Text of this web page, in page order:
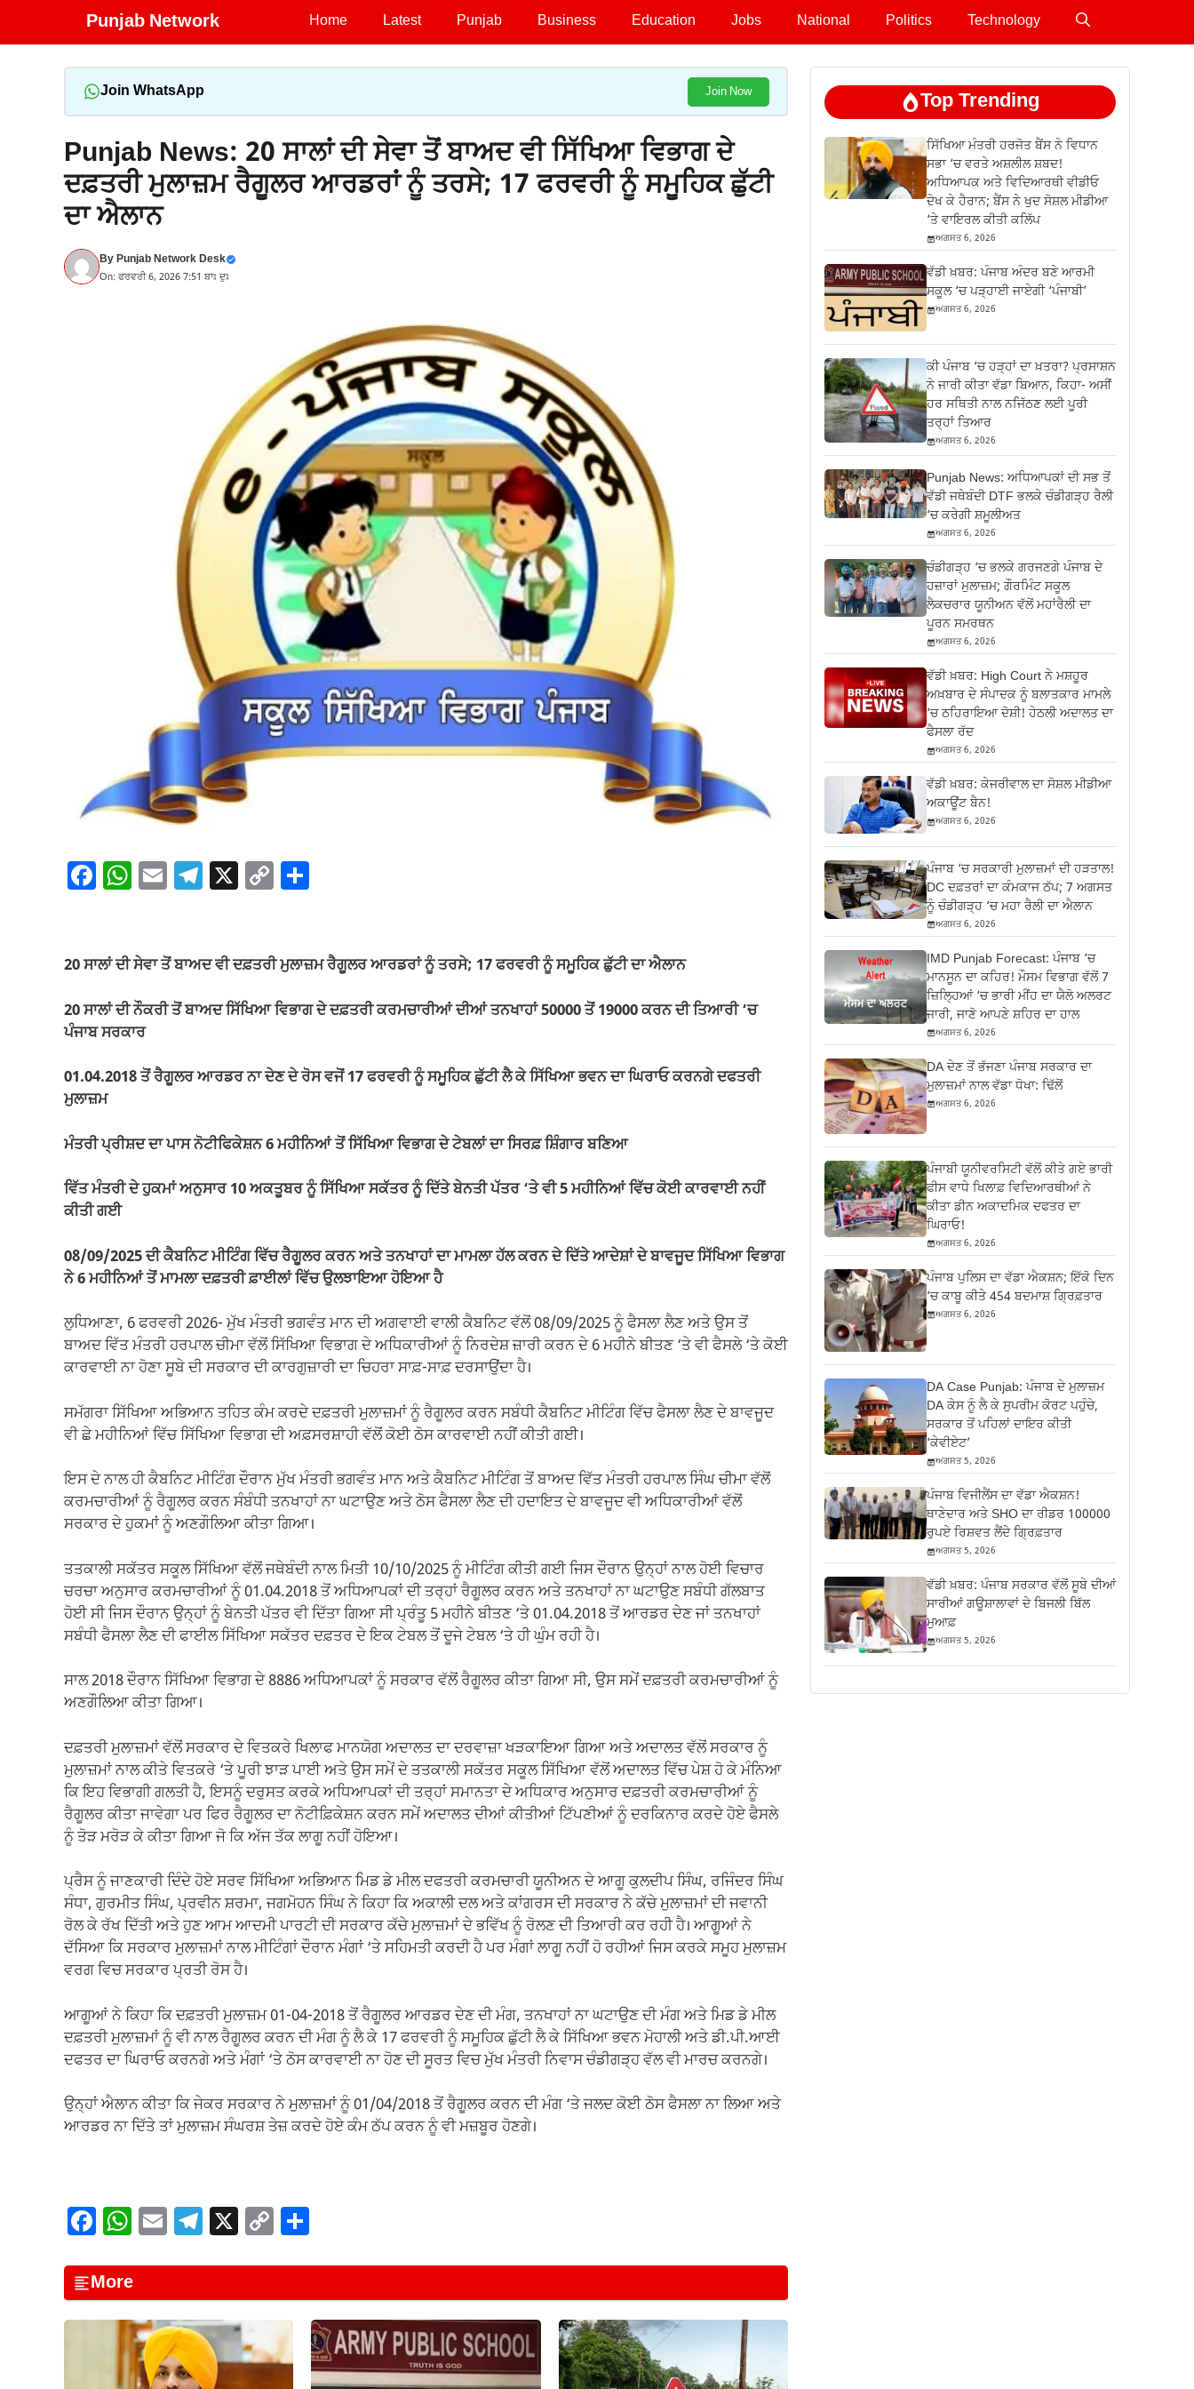
Punjab Network Home Latest Punjab Business Education Jobs National Politics Technology
Join WhatsApp Join Now
Punjab News: 20 ਸਾਲਾਂ ਦੀ ਸੇਵਾ ਤੋਂ ਬਾਅਦ ਵੀ ਸਿੱਖਿਆ ਵਿਭਾਗ ਦੇ
ਦਫ਼ਤਰੀ ਮੁਲਾਜ਼ਮ ਰੈਗੂਲਰ ਆਰਡਰਾਂ ਨੂੰ ਤਰਸੇ; 17 ਫਰਵਰੀ ਨੂੰ ਸਮੂਹਿਕ ਛੁੱਟੀ
ਦਾ ਐਲਾਨ
ByPunjab Network Desk
On: ਫਰਵਰੀ 6, 2026 7:51 ਬਾਃ ਦੁਃ
F
e
o
o
k
W
s
p
p
E T
gr
m
X C
y
n
e
20 ਸਾਲਾਂ ਦੀ ਸੇਵਾ ਤੋਂ ਬਾਅਦ ਵੀ ਦਫ਼ਤਰੀ ਮੁਲਾਜ਼ਮ ਰੈਗੂਲਰ ਆਰਡਰਾਂ ਨੂੰ ਤਰਸੇ; 17 ਫਰਵਰੀ ਨੂੰ ਸਮੂਹਿਕ ਛੁੱਟੀ ਦਾ ਐਲਾਨ
20 ਸਾਲਾਂ ਦੀ ਨੌਕਰੀ ਤੋਂ ਬਾਅਦ ਸਿੱਖਿਆ ਵਿਭਾਗ ਦੇ ਦਫ਼ਤਰੀ ਕਰਮਚਾਰੀਆਂ ਦੀਆਂ ਤਨਖਾਹਾਂ 50000 ਤੋਂ 19000 ਕਰਨ ਦੀ ਤਿਆਰੀ ‘ਚ
ਪੰਜਾਬ ਸਰਕਾਰ
01.04.2018 ਤੋਂ ਰੈਗੂਲਰ ਆਰਡਰ ਨਾ ਦੇਣ ਦੇ ਰੋਸ ਵਜੋਂ 17 ਫਰਵਰੀ ਨੂੰ ਸਮੂਹਿਕ ਛੁੱਟੀ ਲੈ ਕੇ ਸਿੱਖਿਆ ਭਵਨ ਦਾ ਘਿਰਾਓ ਕਰਨਗੇ ਦਫਤਰੀ
ਮੁਲਾਜ਼ਮ
ਮੰਤਰੀ ਪ੍ਰੀਸ਼ਦ ਦਾ ਪਾਸ ਨੋਟੀਫਿਕੇਸ਼ਨ 6 ਮਹੀਨਿਆਂ ਤੋਂ ਸਿੱਖਿਆ ਵਿਭਾਗ ਦੇ ਟੇਬਲਾਂ ਦਾ ਸਿਰਫ਼ ਸ਼ਿੰਗਾਰ ਬਣਿਆ
ਵਿੱਤ ਮੰਤਰੀ ਦੇ ਹੁਕਮਾਂ ਅਨੁਸਾਰ 10 ਅਕਤੂਬਰ ਨੂੰ ਸਿੱਖਿਆ ਸਕੱਤਰ ਨੂੰ ਦਿੱਤੇ ਬੇਨਤੀ ਪੱਤਰ ‘ਤੇ ਵੀ 5 ਮਹੀਨਿਆਂ ਵਿੱਚ ਕੋਈ ਕਾਰਵਾਈ ਨਹੀਂ
ਕੀਤੀ ਗਈ
08/09/2025 ਦੀ ਕੈਬਨਿਟ ਮੀਟਿੰਗ ਵਿੱਚ ਰੈਗੂਲਰ ਕਰਨ ਅਤੇ ਤਨਖਾਹਾਂ ਦਾ ਮਾਮਲਾ ਹੱਲ ਕਰਨ ਦੇ ਦਿੱਤੇ ਆਦੇਸ਼ਾਂ ਦੇ ਬਾਵਜੂਦ ਸਿੱਖਿਆ ਵਿਭਾਗ
ਨੇ 6 ਮਹੀਨਿਆਂ ਤੋਂ ਮਾਮਲਾ ਦਫ਼ਤਰੀ ਫ਼ਾਈਲਾਂ ਵਿੱਚ ਉਲਝਾਇਆ ਹੋਇਆ ਹੈ
ਲੁਧਿਆਣਾ, 6 ਫਰਵਰੀ 2026- ਮੁੱਖ ਮੰਤਰੀ ਭਗਵੰਤ ਮਾਨ ਦੀ ਅਗਵਾਈ ਵਾਲੀ ਕੈਬਨਿਟ ਵੱਲੋਂ 08/09/2025 ਨੂੰ ਫੈਸਲਾ ਲੈਣ ਅਤੇ ਉਸ ਤੋਂ
ਬਾਅਦ ਵਿੱਤ ਮੰਤਰੀ ਹਰਪਾਲ ਚੀਮਾ ਵੱਲੋਂ ਸਿੱਖਿਆ ਵਿਭਾਗ ਦੇ ਅਧਿਕਾਰੀਆਂ ਨੂੰ ਨਿਰਦੇਸ਼ ਜ਼ਾਰੀ ਕਰਨ ਦੇ 6 ਮਹੀਨੇ ਬੀਤਣ ‘ਤੇ ਵੀ ਫੈਸਲੇ ‘ਤੇ ਕੋਈ
ਕਾਰਵਾਈ ਨਾ ਹੋਣਾ ਸੂਬੇ ਦੀ ਸਰਕਾਰ ਦੀ ਕਾਰਗੁਜ਼ਾਰੀ ਦਾ ਚਿਹਰਾ ਸਾਫ਼-ਸਾਫ਼ ਦਰਸਾਉਂਦਾ ਹੈ।
ਸਮੱਗਰਾ ਸਿੱਖਿਆ ਅਭਿਆਨ ਤਹਿਤ ਕੰਮ ਕਰਦੇ ਦਫ਼ਤਰੀ ਮੁਲਾਜ਼ਮਾਂ ਨੂੰ ਰੈਗੂਲਰ ਕਰਨ ਸਬੰਧੀ ਕੈਬਨਿਟ ਮੀਟਿੰਗ ਵਿੱਚ ਫੈਸਲਾ ਲੈਣ ਦੇ ਬਾਵਜੂਦ
ਵੀ ਛੇ ਮਹੀਨਿਆਂ ਵਿੱਚ ਸਿੱਖਿਆ ਵਿਭਾਗ ਦੀ ਅਫ਼ਸਰਸ਼ਾਹੀ ਵੱਲੋਂ ਕੋਈ ਠੋਸ ਕਾਰਵਾਈ ਨਹੀਂ ਕੀਤੀ ਗਈ।
ਇਸ ਦੇ ਨਾਲ ਹੀ ਕੈਬਨਿਟ ਮੀਟਿੰਗ ਦੌਰਾਨ ਮੁੱਖ ਮੰਤਰੀ ਭਗਵੰਤ ਮਾਨ ਅਤੇ ਕੈਬਨਿਟ ਮੀਟਿੰਗ ਤੋਂ ਬਾਅਦ ਵਿੱਤ ਮੰਤਰੀ ਹਰਪਾਲ ਸਿੰਘ ਚੀਮਾ ਵੱਲੋਂ
ਕਰਮਚਾਰੀਆਂ ਨੂੰ ਰੈਗੂਲਰ ਕਰਨ ਸੰਬੰਧੀ ਤਨਖਾਹਾਂ ਨਾ ਘਟਾਉਣ ਅਤੇ ਠੋਸ ਫੈਸਲਾ ਲੈਣ ਦੀ ਹਦਾਇਤ ਦੇ ਬਾਵਜੂਦ ਵੀ ਅਧਿਕਾਰੀਆਂ ਵੱਲੋਂ
ਸਰਕਾਰ ਦੇ ਹੁਕਮਾਂ ਨੂੰ ਅਣਗੌਲਿਆ ਕੀਤਾ ਗਿਆ।
ਤਤਕਾਲੀ ਸਕੱਤਰ ਸਕੂਲ ਸਿੱਖਿਆ ਵੱਲੋਂ ਜਥੇਬੰਦੀ ਨਾਲ ਮਿਤੀ 10/10/2025 ਨੂੰ ਮੀਟਿੰਗ ਕੀਤੀ ਗਈ ਜਿਸ ਦੌਰਾਨ ਉਨ੍ਹਾਂ ਨਾਲ ਹੋਈ ਵਿਚਾਰ
ਚਰਚਾ ਅਨੁਸਾਰ ਕਰਮਚਾਰੀਆਂ ਨੂੰ 01.04.2018 ਤੋਂ ਅਧਿਆਪਕਾਂ ਦੀ ਤਰ੍ਹਾਂ ਰੈਗੂਲਰ ਕਰਨ ਅਤੇ ਤਨਖਾਹਾਂ ਨਾ ਘਟਾਉਣ ਸਬੰਧੀ ਗੱਲਬਾਤ
ਹੋਈ ਸੀ ਜਿਸ ਦੌਰਾਨ ਉਨ੍ਹਾਂ ਨੂੰ ਬੇਨਤੀ ਪੱਤਰ ਵੀ ਦਿੱਤਾ ਗਿਆ ਸੀ ਪ੍ਰੰਤੂ 5 ਮਹੀਨੇ ਬੀਤਣ ‘ਤੇ 01.04.2018 ਤੋਂ ਆਰਡਰ ਦੇਣ ਜਾਂ ਤਨਖਾਹਾਂ
ਸਬੰਧੀ ਫੈਸਲਾ ਲੈਣ ਦੀ ਫਾਈਲ ਸਿੱਖਿਆ ਸਕੱਤਰ ਦਫ਼ਤਰ ਦੇ ਇਕ ਟੇਬਲ ਤੋਂ ਦੂਜੇ ਟੇਬਲ ‘ਤੇ ਹੀ ਘੁੰਮ ਰਹੀ ਹੈ।
ਸਾਲ 2018 ਦੌਰਾਨ ਸਿੱਖਿਆ ਵਿਭਾਗ ਦੇ 8886 ਅਧਿਆਪਕਾਂ ਨੂੰ ਸਰਕਾਰ ਵੱਲੋਂ ਰੈਗੂਲਰ ਕੀਤਾ ਗਿਆ ਸੀ, ਉਸ ਸਮੇਂ ਦਫ਼ਤਰੀ ਕਰਮਚਾਰੀਆਂ ਨੂੰ
ਅਣਗੌਲਿਆ ਕੀਤਾ ਗਿਆ।
ਦਫ਼ਤਰੀ ਮੁਲਾਜ਼ਮਾਂ ਵੱਲੋਂ ਸਰਕਾਰ ਦੇ ਵਿਤਕਰੇ ਖਿਲਾਫ ਮਾਨਯੋਗ ਅਦਾਲਤ ਦਾ ਦਰਵਾਜ਼ਾ ਖੜਕਾਇਆ ਗਿਆ ਅਤੇ ਅਦਾਲਤ ਵੱਲੋਂ ਸਰਕਾਰ ਨੂੰ
ਮੁਲਾਜ਼ਮਾਂ ਨਾਲ ਕੀਤੇ ਵਿਤਕਰੇ ‘ਤੇ ਪੂਰੀ ਝਾੜ ਪਾਈ ਅਤੇ ਉਸ ਸਮੇਂ ਦੇ ਤਤਕਾਲੀ ਸਕੱਤਰ ਸਕੂਲ ਸਿੱਖਿਆ ਵੱਲੋਂ ਅਦਾਲਤ ਵਿੱਚ ਪੇਸ਼ ਹੋ ਕੇ ਮੰਨਿਆ
ਕਿ ਇਹ ਵਿਭਾਗੀ ਗਲਤੀ ਹੈ, ਇਸਨੂੰ ਦਰੁਸਤ ਕਰਕੇ ਅਧਿਆਪਕਾਂ ਦੀ ਤਰ੍ਹਾਂ ਸਮਾਨਤਾ ਦੇ ਅਧਿਕਾਰ ਅਨੁਸਾਰ ਦਫ਼ਤਰੀ ਕਰਮਚਾਰੀਆਂ ਨੂੰ
ਰੈਗੂਲਰ ਕੀਤਾ ਜਾਵੇਗਾ ਪਰ ਫਿਰ ਰੈਗੂਲਰ ਦਾ ਨੋਟੀਫ਼ਿਕੇਸ਼ਨ ਕਰਨ ਸਮੇਂ ਅਦਾਲਤ ਦੀਆਂ ਕੀਤੀਆਂ ਟਿੱਪਣੀਆਂ ਨੂੰ ਦਰਕਿਨਾਰ ਕਰਦੇ ਹੋਏ ਫੈਸਲੇ
ਨੂੰ ਤੋੜ ਮਰੋੜ ਕੇ ਕੀਤਾ ਗਿਆ ਜੋ ਕਿ ਅੱਜ ਤੱਕ ਲਾਗੂ ਨਹੀਂ ਹੋਇਆ।
ਪ੍ਰੈਸ ਨੂੰ ਜਾਣਕਾਰੀ ਦਿੰਦੇ ਹੋਏ ਸਰਵ ਸਿੱਖਿਆ ਅਭਿਆਨ ਮਿਡ ਡੇ ਮੀਲ ਦਫਤਰੀ ਕਰਮਚਾਰੀ ਯੂਨੀਅਨ ਦੇ ਆਗੂ ਕੁਲਦੀਪ ਸਿੰਘ, ਰਜਿੰਦਰ ਸਿੰਘ
ਸੰਧਾ, ਗੁਰਮੀਤ ਸਿੰਘ, ਪ੍ਰਵੀਨ ਸ਼ਰਮਾ, ਜਗਮੋਹਨ ਸਿੰਘ ਨੇ ਕਿਹਾ ਕਿ ਅਕਾਲੀ ਦਲ ਅਤੇ ਕਾਂਗਰਸ ਦੀ ਸਰਕਾਰ ਨੇ ਕੱਚੇ ਮੁਲਾਜ਼ਮਾਂ ਦੀ ਜਵਾਨੀ
ਰੋਲ ਕੇ ਰੱਖ ਦਿੱਤੀ ਅਤੇ ਹੁਣ ਆਮ ਆਦਮੀ ਪਾਰਟੀ ਦੀ ਸਰਕਾਰ ਕੱਚੇ ਮੁਲਾਜ਼ਮਾਂ ਦੇ ਭਵਿੱਖ ਨੂੰ ਰੋਲਣ ਦੀ ਤਿਆਰੀ ਕਰ ਰਹੀ ਹੈ। ਆਗੂਆਂ ਨੇ
ਦੱਸਿਆ ਕਿ ਸਰਕਾਰ ਮੁਲਾਜ਼ਮਾਂ ਨਾਲ ਮੀਟਿੰਗਾਂ ਦੌਰਾਨ ਮੰਗਾਂ ‘ਤੇ ਸਹਿਮਤੀ ਕਰਦੀ ਹੈ ਪਰ ਮੰਗਾਂ ਲਾਗੂ ਨਹੀਂ ਹੋ ਰਹੀਆਂ ਜਿਸ ਕਰਕੇ ਸਮੂਹ ਮੁਲਾਜ਼ਮ
ਵਰਗ ਵਿਚ ਸਰਕਾਰ ਪ੍ਰਤੀ ਰੋਸ ਹੈ।
ਆਗੂਆਂ ਨੇ ਕਿਹਾ ਕਿ ਦਫ਼ਤਰੀ ਮੁਲਾਜ਼ਮ 01-04-2018 ਤੋਂ ਰੈਗੂਲਰ ਆਰਡਰ ਦੇਣ ਦੀ ਮੰਗ, ਤਨਖਾਹਾਂ ਨਾ ਘਟਾਉਣ ਦੀ ਮੰਗ ਅਤੇ ਮਿਡ ਡੇ ਮੀਲ
ਦਫ਼ਤਰੀ ਮੁਲਾਜ਼ਮਾਂ ਨੂੰ ਵੀ ਨਾਲ ਰੈਗੂਲਰ ਕਰਨ ਦੀ ਮੰਗ ਨੂੰ ਲੈ ਕੇ 17 ਫਰਵਰੀ ਨੂੰ ਸਮੂਹਿਕ ਛੁੱਟੀ ਲੈ ਕੇ ਸਿੱਖਿਆ ਭਵਨ ਮੋਹਾਲੀ ਅਤੇ ਡੀ.ਪੀ.ਆਈ
ਦਫਤਰ ਦਾ ਘਿਰਾਓ ਕਰਨਗੇ ਅਤੇ ਮੰਗਾਂ ‘ਤੇ ਠੋਸ ਕਾਰਵਾਈ ਨਾ ਹੋਣ ਦੀ ਸੂਰਤ ਵਿਚ ਮੁੱਖ ਮੰਤਰੀ ਨਿਵਾਸ ਚੰਡੀਗੜ੍ਹ ਵੱਲ ਵੀ ਮਾਰਚ ਕਰਨਗੇ।
ਉਨ੍ਹਾਂ ਐਲਾਨ ਕੀਤਾ ਕਿ ਜੇਕਰ ਸਰਕਾਰ ਨੇ ਮੁਲਾਜ਼ਮਾਂ ਨੂੰ 01/04/2018 ਤੋਂ ਰੈਗੂਲਰ ਕਰਨ ਦੀ ਮੰਗ ‘ਤੇ ਜਲਦ ਕੋਈ ਠੋਸ ਫੈਸਲਾ ਨਾ ਲਿਆ ਅਤੇ
ਆਰਡਰ ਨਾ ਦਿੱਤੇ ਤਾਂ ਮੁਲਾਜ਼ਮ ਸੰਘਰਸ਼ ਤੇਜ਼ ਕਰਦੇ ਹੋਏ ਕੰਮ ਠੱਪ ਕਰਨ ਨੂੰ ਵੀ ਮਜ਼ਬੂਰ ਹੋਣਗੇ।
F
c
e
W
at
s
A
p
E
ail
T
e
gr
a
m
X C
p
y
Li
n
ar
e
More
Top Trending
ਸਿੱਖਿਆ ਮੰਤਰੀ ਹਰਜੋਤ ਬੈਂਸ ਨੇ ਵਿਧਾਨ
ਸਭਾ ‘ਚ ਵਰਤੇ ਅਸ਼ਲੀਲ ਸ਼ਬਦ!
ਅਧਿਆਪਕ ਅਤੇ ਵਿਦਿਆਰਥੀ ਵੀਡੀਓ
ਦੇਖ ਕੇ ਹੈਰਾਨ; ਬੈਂਸ ਨੇ ਖੁਦ ਸੋਸ਼ਲ ਮੀਡੀਆ
‘ਤੇ ਵਾਇਰਲ ਕੀਤੀ ਕਲਿੱਪ
ਅਗਸਤ 6, 2026
ਵੱਡੀ ਖ਼ਬਰ: ਪੰਜਾਬ ਅੰਦਰ ਬਣੇ ਆਰਮੀ
ਸਕੂਲ ‘ਚ ਪੜ੍ਹਾਈ ਜਾਏਗੀ ‘ਪੰਜਾਬੀ’
ਅਗਸਤ 6, 2026
ਕੀ ਪੰਜਾਬ ‘ਚ ਹੜ੍ਹਾਂ ਦਾ ਖ਼ਤਰਾ? ਪ੍ਰਸਾਸ਼ਨ
ਨੇ ਜਾਰੀ ਕੀਤਾ ਵੱਡਾ ਬਿਆਨ, ਕਿਹਾ- ਅਸੀਂ
ਹਰ ਸਥਿਤੀ ਨਾਲ ਨਜਿੱਠਣ ਲਈ ਪੂਰੀ
ਤਰ੍ਹਾਂ ਤਿਆਰ
ਅਗਸਤ 6, 2026
Punjab News: ਅਧਿਆਪਕਾਂ ਦੀ ਸਭ ਤੋਂ
ਵੱਡੀ ਜਥੇਬੰਦੀ DTF ਭਲਕੇ ਚੰਡੀਗੜ੍ਹ ਰੈਲੀ
‘ਚ ਕਰੇਗੀ ਸ਼ਮੂਲੀਅਤ
ਅਗਸਤ 6, 2026
ਚੰਡੀਗੜ੍ਹ ‘ਚ ਭਲਕੇ ਗਰਜਣਗੇ ਪੰਜਾਬ ਦੇ
ਹਜ਼ਾਰਾਂ ਮੁਲਾਜ਼ਮ; ਗੌਰਮਿੰਟ ਸਕੂਲ
ਲੈਕਚਰਾਰ ਯੂਨੀਅਨ ਵੱਲੋਂ ਮਹਾਂਰੈਲੀ ਦਾ
ਪੂਰਨ ਸਮਰਥਨ
ਅਗਸਤ 6, 2026
ਵੱਡੀ ਖ਼ਬਰ: High Court ਨੇ ਮਸ਼ਹੂਰ
ਅਖ਼ਬਾਰ ਦੇ ਸੰਪਾਦਕ ਨੂੰ ਬਲਾਤਕਾਰ ਮਾਮਲੇ
‘ਚ ਠਹਿਰਾਇਆ ਦੋਸ਼ੀ! ਹੇਠਲੀ ਅਦਾਲਤ ਦਾ
ਫੈਸਲਾ ਰੱਦ
ਅਗਸਤ 6, 2026
ਵੱਡੀ ਖ਼ਬਰ: ਕੇਜਰੀਵਾਲ ਦਾ ਸੋਸ਼ਲ ਮੀਡੀਆ
ਅਕਾਊਂਟ ਬੈਨ!
ਅਗਸਤ 6, 2026
ਪੰਜਾਬ ‘ਚ ਸਰਕਾਰੀ ਮੁਲਾਜ਼ਮਾਂ ਦੀ ਹੜਤਾਲ!
DC ਦਫ਼ਤਰਾਂ ਦਾ ਕੰਮਕਾਜ ਠੱਪ; 7 ਅਗਸਤ
ਨੂੰ ਚੰਡੀਗੜ੍ਹ ‘ਚ ਮਹਾ ਰੈਲੀ ਦਾ ਐਲਾਨ
ਅਗਸਤ 6, 2026
IMD Punjab Forecast: ਪੰਜਾਬ ‘ਚ
ਮਾਨਸੂਨ ਦਾ ਕਹਿਰ! ਮੌਸਮ ਵਿਭਾਗ ਵੱਲੋਂ 7
ਜ਼ਿਲ੍ਹਿਆਂ ‘ਚ ਭਾਰੀ ਮੀਂਹ ਦਾ ਯੈਲੋ ਅਲਰਟ
ਜਾਰੀ, ਜਾਣੋ ਆਪਣੇ ਸ਼ਹਿਰ ਦਾ ਹਾਲ
ਅਗਸਤ 6, 2026
DA ਦੇਣ‌ ਤੋਂ ਭੱਜਣਾ ਪੰਜਾਬ ਸਰਕਾਰ ਦਾ
ਮੁਲਾਜ਼ਮਾਂ ਨਾਲ ਵੱਡਾ ਧੋਖਾ: ਢਿੱਲੋਂ
ਅਗਸਤ 6, 2026
ਪੰਜਾਬੀ ਯੂਨੀਵਰਸਿਟੀ ਵੱਲੋਂ ਕੀਤੇ ਗਏ ਭਾਰੀ
ਫੀਸ ਵਾਧੇ ਖਿਲਾਫ਼ ਵਿਦਿਆਰਥੀਆਂ ਨੇ
ਕੀਤਾ ਡੀਨ ਅਕਾਦਮਿਕ ਦਫਤਰ ਦਾ
ਘਿਰਾਓ!
ਅਗਸਤ 6, 2026
ਪੰਜਾਬ ਪੁਲਿਸ ਦਾ ਵੱਡਾ ਐਕਸ਼ਨ; ਇੱਕੋ ਦਿਨ
‘ਚ ਕਾਬੂ ਕੀਤੇ 454 ਬਦਮਾਸ਼ ਗ੍ਰਿਫ਼ਤਾਰ
ਅਗਸਤ 6, 2026
DA Case Punjab: ਪੰਜਾਬ ਦੇ ਮੁਲਾਜ਼ਮ
DA ਕੇਸ ਨੂੰ ਲੈ ਕੇ ਸੁਪਰੀਮ ਕੋਰਟ ਪਹੁੰਚੇ,
ਸਰਕਾਰ ਤੋਂ ਪਹਿਲਾਂ ਦਾਇਰ ਕੀਤੀ
‘ਕੇਵੀਏਟ’
ਅਗਸਤ 5, 2026
ਪੰਜਾਬ ਵਿਜੀਲੈਂਸ ਦਾ ਵੱਡਾ ਐਕਸ਼ਨ!
ਥਾਣੇਦਾਰ ਅਤੇ SHO ਦਾ ਰੀਡਰ 100000
ਰੁਪਏ ਰਿਸ਼ਵਤ ਲੈਂਦੇ ਗ੍ਰਿਫ਼ਤਾਰ
ਅਗਸਤ 5, 2026
ਵੱਡੀ ਖ਼ਬਰ: ਪੰਜਾਬ ਸਰਕਾਰ ਵੱਲੋਂ ਸੂਬੇ ਦੀਆਂ
ਸਾਰੀਆਂ ਗਊਸ਼ਾਲਾਵਾਂ ਦੇ ਬਿਜਲੀ ਬਿੱਲ
ਮੁਆਫ਼
ਅਗਸਤ 5, 2026